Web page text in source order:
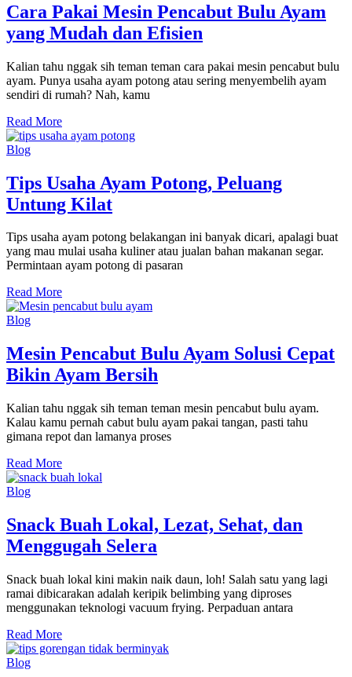
Cara Pakai Mesin Pencabut Bulu Ayam
yang Mudah dan Efisien
Kalian tahu nggak sih teman teman cara pakai mesin pencabut bulu
ayam. Punya usaha ayam potong atau sering menyembelih ayam
sendiri di rumah? Nah, kamu
Read More
Blog
Tips Usaha Ayam Potong, Peluang
Untung Kilat
Tips usaha ayam potong belakangan ini banyak dicari, apalagi buat
yang mau mulai usaha kuliner atau jualan bahan makanan segar.
Permintaan ayam potong di pasaran
Read More
Blog
Mesin Pencabut Bulu Ayam Solusi Cepat
Bikin Ayam Bersih
Kalian tahu nggak sih teman teman mesin pencabut bulu ayam.
Kalau kamu pernah cabut bulu ayam pakai tangan, pasti tahu
gimana repot dan lamanya proses
Read More
Blog
Snack Buah Lokal, Lezat, Sehat, dan
Menggugah Selera
Snack buah lokal kini makin naik daun, loh! Salah satu yang lagi
ramai dibicarakan adalah keripik belimbing yang diproses
menggunakan teknologi vacuum frying. Perpaduan antara
Read More
Blog